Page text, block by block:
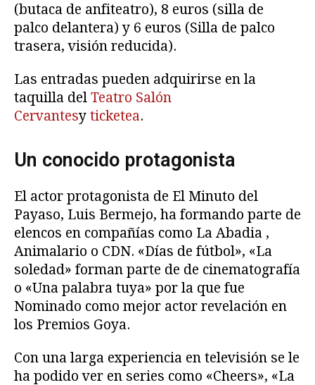
(butaca de anfiteatro), 8 euros (silla de
palco delantera) y 6 euros (Silla de palco
trasera, visión reducida).
Las entradas pueden adquirirse en la
taquilla del Teatro Salón
Cervantesy ticketea.
Un conocido protagonista
El actor protagonista de El Minuto del
Payaso, Luis Bermejo, ha formando parte de
elencos en compañías como La Abadia ,
Animalario o CDN. «Días de fútbol», «La
soledad» forman parte de de cinematografía
o «Una palabra tuya» por la que fue
Nominado como mejor actor revelación en
los Premios Goya.
Con una larga experiencia en televisión se le
ha podido ver en series como «Cheers», «La